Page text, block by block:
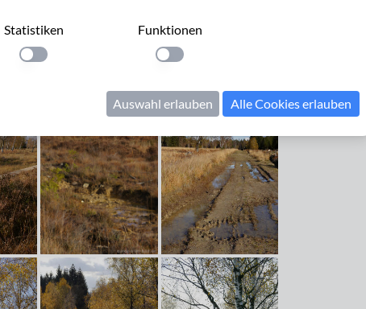
Statistiken
Einstellung anwenden
Funktionen
Einstellung anwenden
Auswahl erlauben Alle Cookies erlauben